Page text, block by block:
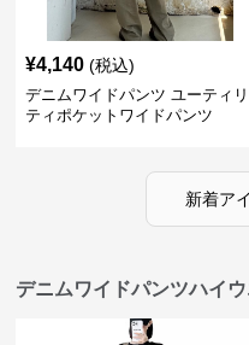
¥4,140 (税込)
デニムワイドパンツ ユーティリ
ティポケットワイドパンツ
新着ア
デニムワイドパンツハイ